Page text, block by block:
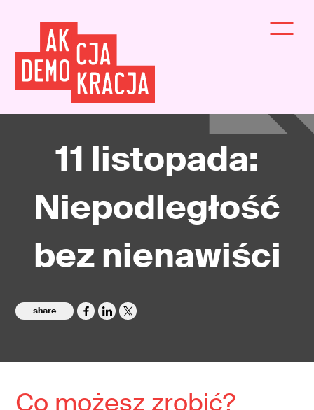
11 listopada:
Niepodległość
bez nienawiści
share
Co możesz zrobić?